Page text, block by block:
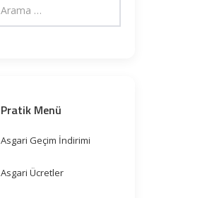
Pratik Menü
Asgari Geçim İndirimi
Asgari Ücretler